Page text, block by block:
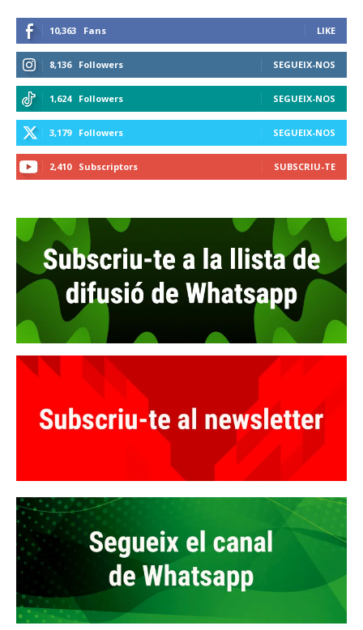
10,363 Fans LIKE
8,136 Followers SEGUEIX-NOS
1,624 Followers SEGUEIX-NOS
3,179 Followers SEGUEIX-NOS
2,410 Subscriptors SUBSCRIU-TE